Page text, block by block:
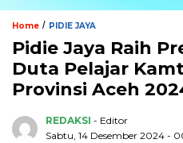
Home / PIDIE JAYA
Pidie Jaya Raih
Duta Pelajar
Provinsi Aceh
REDAKSI - Editor
Sabtu, 14 Desember 2024 -